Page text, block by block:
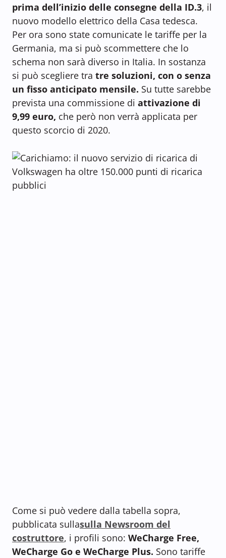
prima dell’inizio delle consegne della ID.3, il
nuovo modello elettrico della Casa tedesca.
Per ora sono state comunicate le tariffe per la
Germania, ma si può scommettere che lo
schema non sarà diverso in Italia. In sostanza
si può scegliere tra tre soluzioni, con o senza
un fisso anticipato mensile. Su tutte sarebbe
prevista una commissione di attivazione di
9,99 euro, che però non verrà applicata per
questo scorcio di 2020.
Come si può vedere dalla tabella sopra,
pubblicata sullasulla Newsroom del
costruttore, i profili sono: WeCharge Free,
WeCharge Go e WeCharge Plus. Sono tariffe